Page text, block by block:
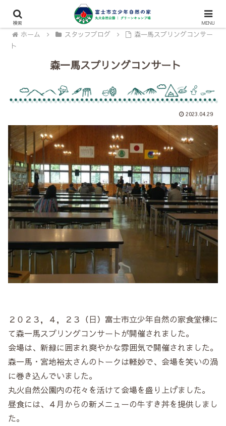
ホーム スタッフブログ
森一馬スプリングコンサー
ト
森一馬スプリングコンサート
2023.04.29
２０２３，４，２３（日）富士市立少年自然の家食堂棟に
て森一馬スプリングコンサートが開催されました。
会場は、新緑に囲まれ爽やかな雰囲気で開催されました。
森一馬・宮地裕太さんのトークは軽妙で、会場を笑いの渦
に巻き込んでいました。
丸火自然公園内の花々を活けて会場を盛り上げました。
昼食には、４月からの新メニューの牛すき丼を提供しまし
た。
検索 MENU